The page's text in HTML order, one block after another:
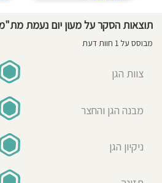
תוצאות הסקר על מעון יום נעמת מת"מ
מבוסס על 1 חוות דעת
צוות הגן
מבנה הגן והחצר
ניקיון הגן